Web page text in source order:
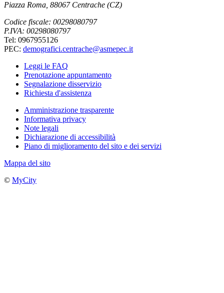
Piazza Roma, 88067 Centrache (CZ)
Codice fiscale: 00298080797
P.IVA: 00298080797
Tel: 0967955126
PEC: demografici.centrache@asmepec.it
Leggi le FAQ
Prenotazione appuntamento
Segnalazione disservizio
Richiesta d'assistenza
Amministrazione trasparente
Informativa privacy
Note legali
Dichiarazione di accessibilità
Piano di miglioramento del sito e dei servizi
Mappa del sito
© MyCity